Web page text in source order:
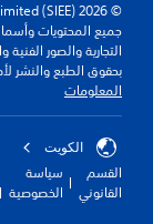
© 2026 Sony Interactive Entertainment Europe Limited (SIEE)
جميع المحتويات
التجارية والصور
بحقوق الطبع والنشر
المعلومات
الكويت‎
القسم
القانوني
سياسة
الخصوصية